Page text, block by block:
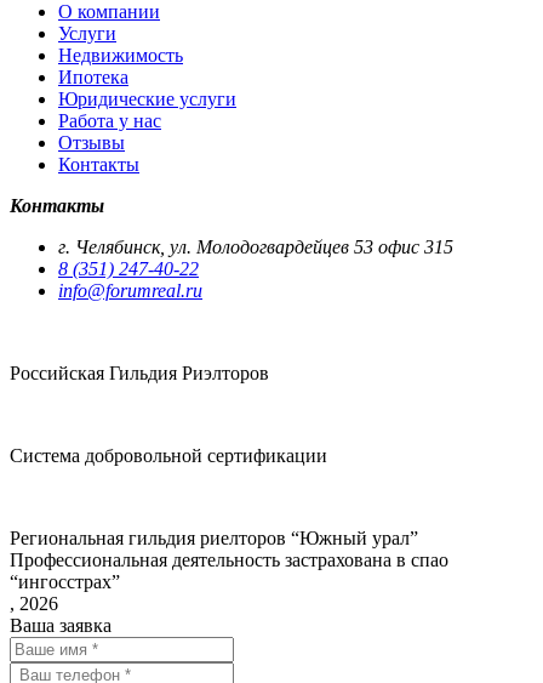
О компании
Услуги
Недвижимость
Ипотека
Юридические услуги
Работа у нас
Отзывы
Контакты
Контакты
г. Челябинск, ул. Молодогвардейцев 53 офис 315
8 (351) 247-40-22
info@forumreal.ru
Российская Гильдия Риэлторов
Система добровольной сертификации
Региональная гильдия риелторов “Южный урал”
Профессиональная деятельность застрахована в спао
“ингосстрах”
, 2026
Ваша заявка